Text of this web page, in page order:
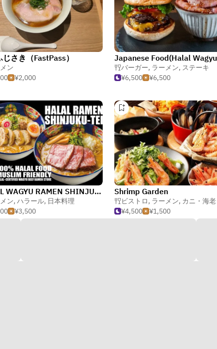
さき（FastPass）
ン
¥2,000
バーガー, ラーメン, ステーキ
¥6,500
¥6,500
HALAL WAGYU RAMEN SHINJUKU-TEI Ginza Tokyo
ン, ハラール, 日本料理
¥3,500
Shrimp Garden
ビストロ, ラーメン, カニ・海老
¥4,500
¥1,500